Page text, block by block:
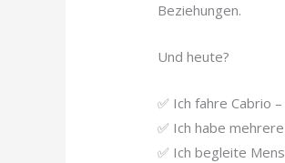
Beziehungen.
Und heute?
✅ Ich fahre Cabrio
✅ Ich habe
✅ Ich begleite